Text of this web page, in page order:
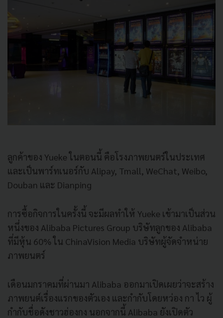
ลูกค้าของ Yueke ในตอนนี้ คือโรงภาพยนตร์ในประเทศ
และเป็นพาร์ทเนอร์กับ Alipay, Tmall, WeChat, Weibo,
Douban และ Dianping
การซื้อกิจการในครั้งนี้ จะมีผลทำให้ Yueke เข้ามาเป็นส่วน
หนึ่งของ Alibaba Pictures Group บริษัทลูกของ Alibaba
ที่มีหุ้น 60% ใน ChinaVision Media บริษัทผู้จัดจำหน่าย
ภาพยนตร์
เดือนมกราคมที่ผ่านมา Alibaba ออกมาเปิดเผยว่าจะสร้าง
ภาพยนต์เรื่องแรกของตัวเอง และกำกับโดยหว่อง กา ไว ผู้
กำกับชื่อดังชาวฮ่องกง นอกจากนี้ Alibaba ยังเปิดตัว